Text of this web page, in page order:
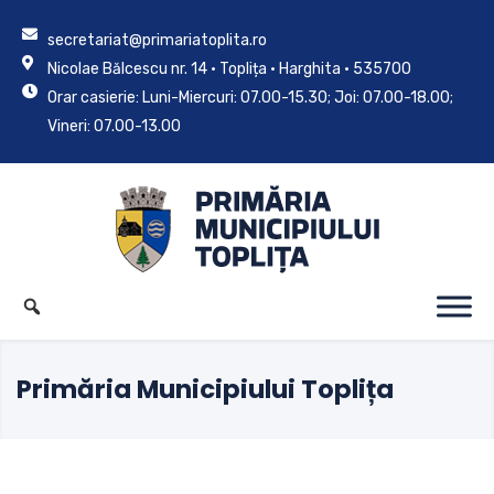
secretariat@primariatoplita.ro
Nicolae Bălcescu nr. 14 • Toplița • Harghita • 535700
Orar casierie: Luni-Miercuri: 07.00-15.30; Joi: 07.00-18.00;
Vineri: 07.00-13.00
Primăria Municipiului Toplița